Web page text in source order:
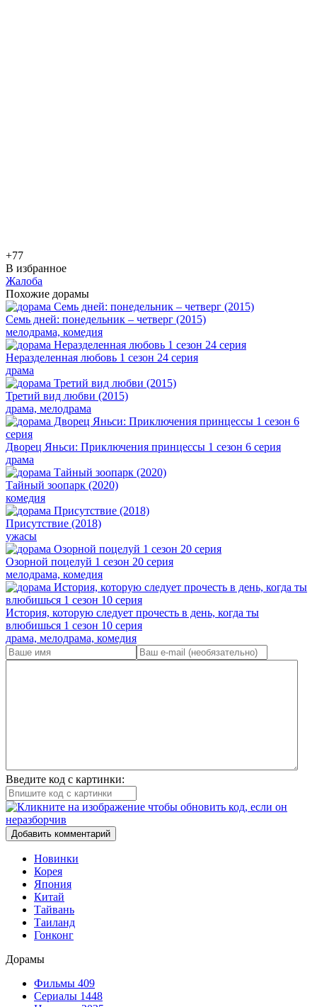
+77
В избранное
Жалоба
Похожие дорамы
Семь дней: понедельник – четверг (2015)
мелодрама, комедия
Неразделенная любовь 1 сезон 24 серия
драма
Третий вид любви (2015)
драма, мелодрама
Дворец Яньси: Приключения принцессы 1 сезон 6 серия
драма
Тайный зоопарк (2020)
комедия
Присутствие (2018)
ужасы
Озорной поцелуй 1 сезон 20 серия
мелодрама, комедия
История, которую следует прочесть в день, когда ты
влюбишься 1 сезон 10 серия
драма, мелодрама, комедия
Введите код с картинки:
Добавить комментарий
Новинки
Корея
Япония
Китай
Тайвань
Таиланд
Гонконг
Дорамы
Фильмы 409
Сериалы 1448